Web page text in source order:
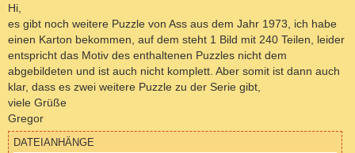
r
a
g
Hi,
es gibt noch weitere Puzzle von Ass aus dem Jahr 1973, ich habe
einen Karton bekommen, auf dem steht 1 Bild mit 240 Teilen, leider
entspricht das Motiv des enthaltenen Puzzles nicht dem
abgebildeten und ist auch nicht komplett. Aber somit ist dann auch
klar, dass es zwei weitere Puzzle zu der Serie gibt,
viele Grüße
Gregor
DATEIANHÄNGE